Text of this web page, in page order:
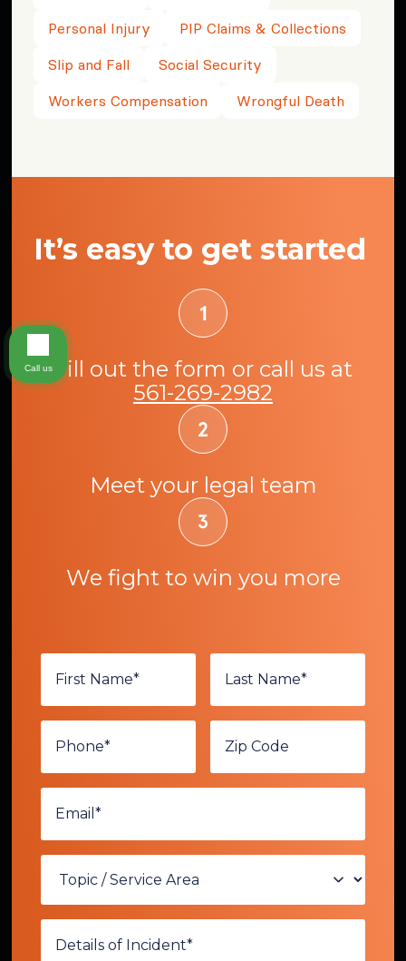
Personal Injury
PIP Claims & Collections
Slip and Fall
Social Security
Workers Compensation
Wrongful Death
It’s easy to get started
Fill out the form or call us at
561-269-2982
Meet your legal team
We fight to win you more
Call us